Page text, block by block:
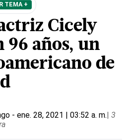
TEMA +
Cicely
96 años, un
de
- ene. 28, 2021 | 03:52 a. m.| 3